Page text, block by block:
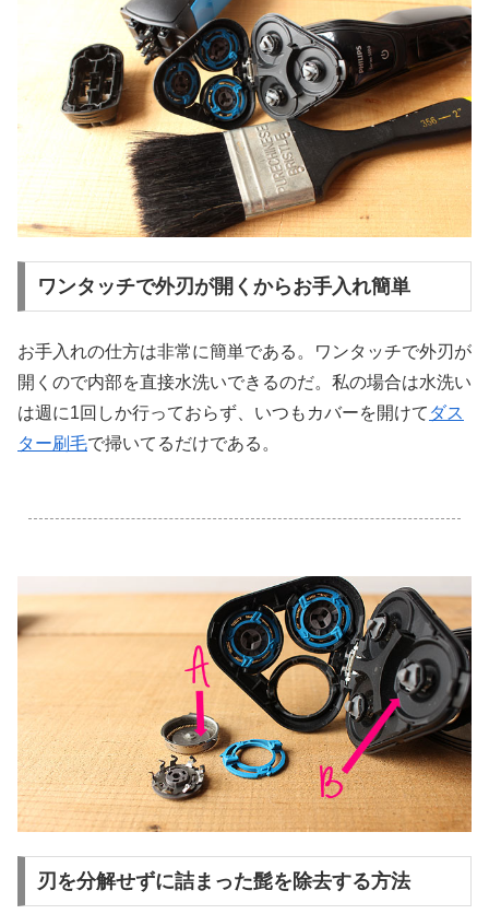
ワンタッチで外刃が開くからお手入れ簡単
お手入れの仕方は非常に簡単である。ワンタッチで外刃が
開くので内部を直接水洗いできるのだ。私の場合は水洗い
は週に1回しか行っておらず、いつもカバーを開けて ダス
ター刷毛で掃いてるだけである。
刃を分解せずに詰まった髭を除去する方法